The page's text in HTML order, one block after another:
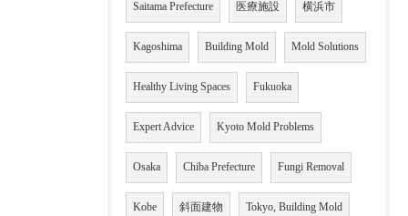
Saitama Prefecture 医療施設 横浜市
Kagoshima Building Mold Mold Solutions
Healthy Living Spaces Fukuoka
Expert Advice Kyoto Mold Problems
Osaka Chiba Prefecture Fungi Removal
Kobe 斜面建物 Tokyo, Building Mold